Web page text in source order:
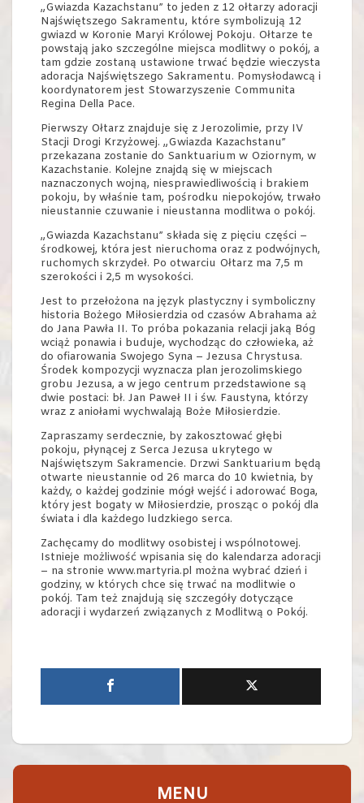
„Gwiazda Kazachstanu” to jeden z 12 ołtarzy adoracji
Najświętszego Sakramentu, które symbolizują 12
gwiazd w Koronie Maryi Królowej Pokoju. Ołtarze te
powstają jako szczególne miejsca modlitwy o pokój, a
tam gdzie zostaną ustawione trwać będzie wieczysta
adoracja Najświętszego Sakramentu. Pomysłodawcą i
koordynatorem jest Stowarzyszenie Communita
Regina Della Pace.
Pierwszy Ołtarz znajduje się z Jerozolimie, przy IV
Stacji Drogi Krzyżowej. „Gwiazda Kazachstanu”
przekazana zostanie do Sanktuarium w Oziornym, w
Kazachstanie. Kolejne znajdą się w miejscach
naznaczonych wojną, niesprawiedliwością i brakiem
pokoju, by właśnie tam, pośrodku niepokojów, trwało
nieustannie czuwanie i nieustanna modlitwa o pokój.
„Gwiazda Kazachstanu” składa się z pięciu części –
środkowej, która jest nieruchoma oraz z podwójnych,
ruchomych skrzydeł. Po otwarciu Ołtarz ma 7,5 m
szerokości i 2,5 m wysokości.
Jest to przełożona na język plastyczny i symboliczny
historia Bożego Miłosierdzia od czasów Abrahama aż
do Jana Pawła II. To próba pokazania relacji jaką Bóg
wciąż ponawia i buduje, wychodząc do człowieka, aż
do ofiarowania Swojego Syna – Jezusa Chrystusa.
Środek kompozycji wyznacza plan jerozolimskiego
grobu Jezusa, a w jego centrum przedstawione są
dwie postaci: bł. Jan Paweł II i św. Faustyna, którzy
wraz z aniołami wychwalają Boże Miłosierdzie.
Zapraszamy serdecznie, by zakosztować głębi
pokoju, płynącej z Serca Jezusa ukrytego w
Najświętszym Sakramencie. Drzwi Sanktuarium będą
otwarte nieustannie od 26 marca do 10 kwietnia, by
każdy, o każdej godzinie mógł wejść i adorować Boga,
który jest bogaty w Miłosierdzie, prosząc o pokój dla
świata i dla każdego ludzkiego serca.
Zachęcamy do modlitwy osobistej i wspólnotowej.
Istnieje możliwość wpisania się do kalendarza adoracji
– na stronie www.martyria.pl można wybrać dzień i
godziny, w których chce się trwać na modlitwie o
pokój. Tam też znajdują się szczegóły dotyczące
adoracji i wydarzeń związanych z Modlitwą o Pokój.
MENU